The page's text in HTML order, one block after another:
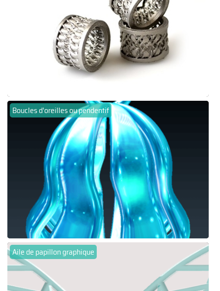
Boucles d'oreilles ou pendentif
Aile de papillon graphique